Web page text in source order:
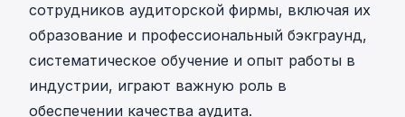
сотрудников аудиторской фирмы, включая их
образование и профессиональный бэкграунд,
систематическое обучение и опыт работы в
индустрии, играют важную роль в
обеспечении качества аудита.